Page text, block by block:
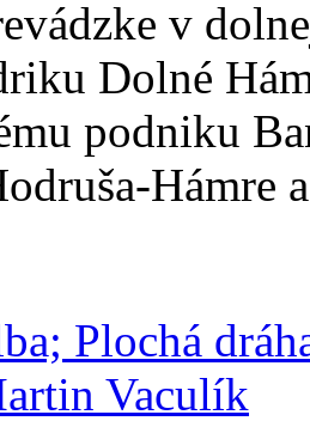
v
Dolné
podniku
Hámre
Plochá
Vaculík